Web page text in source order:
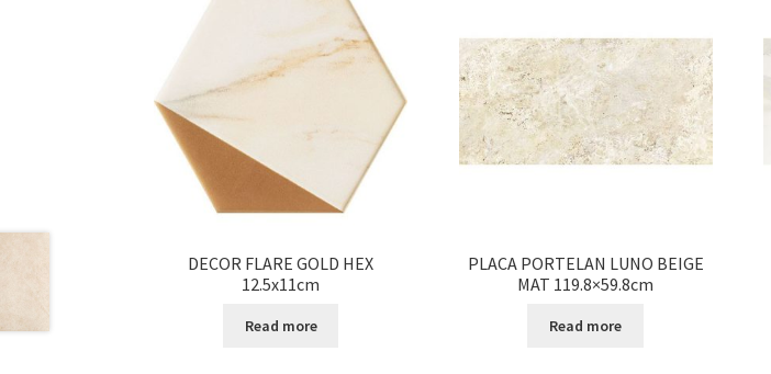
DECOR FLARE GOLD HEX
12.5x11cm
Read more
PLACA PORTELAN LUNO BEIGE
MAT 119.8×59.8cm
Read more